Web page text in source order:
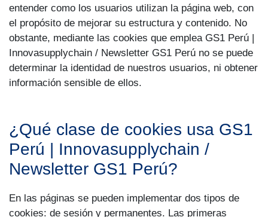
entender como los usuarios utilizan la página web, con
el propósito de mejorar su estructura y contenido. No
obstante, mediante las cookies que emplea GS1 Perú |
Innovasupplychain / Newsletter GS1 Perú no se puede
determinar la identidad de nuestros usuarios, ni obtener
información sensible de ellos.
¿Qué clase de cookies usa GS1
Perú | Innovasupplychain /
Newsletter GS1 Perú?
En las páginas se pueden implementar dos tipos de
cookies: de sesión y permanentes. Las primeras